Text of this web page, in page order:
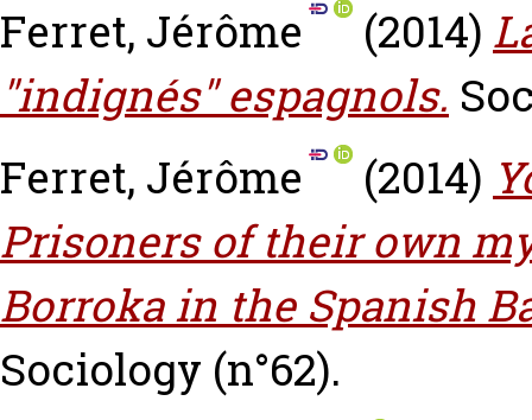
Ferret, Jérôme
(2014)
"indignés" espagnols.
Ferret, Jérôme
(2014)
Prisoners of their own
Borroka in the Spanish
Sociology (n°62).